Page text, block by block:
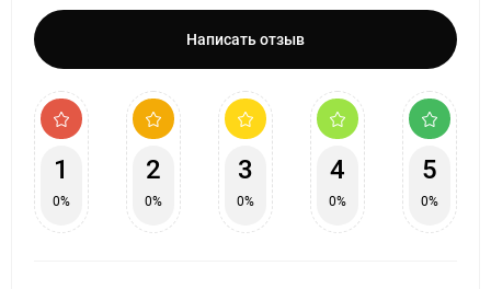
Написать отзыв
1
0%
2
0%
3
0%
4
0%
5
0%